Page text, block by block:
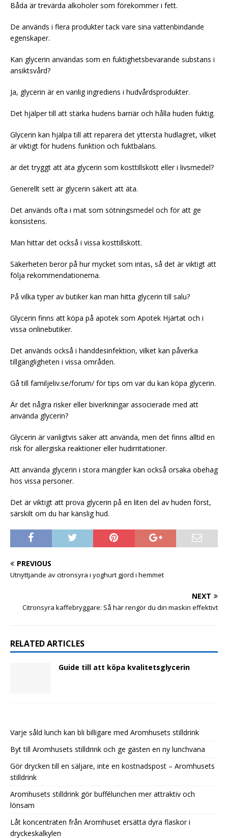
Båda är trevärda alkoholer som förekommer i fett.
De används i flera produkter tack vare sina vattenbindande
egenskaper.
Kan glycerin användas som en fuktighetsbevarande substans i
ansiktsvård?
Ja, glycerin är en vanlig ingrediens i hudvårdsprodukter.
Det hjälper till att stärka hudens barriär och hålla huden fuktig.
Glycerin kan hjälpa till att reparera det yttersta hudlagret, vilket
är viktigt för hudens funktion och fuktbalans.
är det tryggt att äta glycerin som kosttillskott eller i livsmedel?
Generellt sett är glycerin säkert att äta.
Det används ofta i mat som sötningsmedel och för att ge
konsistens.
Man hittar det också i vissa kosttillskott.
Säkerheten beror på hur mycket som intas, så det är viktigt att
följa rekommendationerna.
På vilka typer av butiker kan man hitta glycerin till salu?
Glycerin finns att köpa på apotek som Apotek Hjärtat och i
vissa onlinebutiker.
Det används också i handdesinfektion, vilket kan påverka
tillgängligheten i vissa områden.
Gå till familjeliv.se/forum/ för tips om var du kan köpa glycerin.
Är det några risker eller biverkningar associerade med att
använda glycerin?
Glycerin är vanligtvis säker att använda, men det finns alltid en
risk för allergiska reaktioner eller hudirritationer.
Att använda glycerin i stora mängder kan också orsaka obehag
hos vissa personer.
Det är viktigt att prova glycerin på en liten del av huden först,
särskilt om du har känslig hud.
PREVIOUS
Utnyttjande av citronsyra i yoghurt gjord i hemmet
NEXT
Citronsyra kaffebryggare: Så här rengör du din maskin effektivt
RELATED ARTICLES
Guide till att köpa kvalitetsglycerin
Varje såld lunch kan bli billigare med Aromhusets stilldrink
Byt till Aromhusets stilldrink och ge gästen en ny lunchvana
Gör drycken till en säljare, inte en kostnadspost – Aromhusets
stilldrink
Aromhusets stilldrink gör buffélunchen mer attraktiv och
lönsam
Låt koncentraten från Aromhuset ersätta dyra flaskor i
dryckeskalkylen